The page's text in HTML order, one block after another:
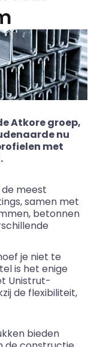
Atkoregroep,
nu
met
meest
s, samen met
betonnen
je niet te
is het enige
Unistrut-
de flexibiliteit,
bieden